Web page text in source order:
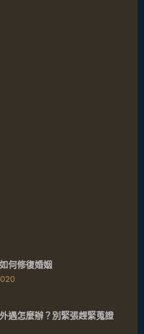
何修復婚姻
遇怎麼辦？別緊張趕緊蒐證